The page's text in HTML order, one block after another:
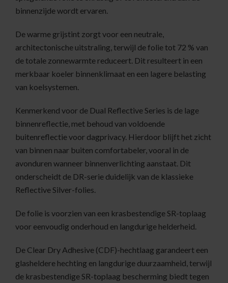
binnenzijde wordt ervaren.
De warme grijstint zorgt voor een neutrale,
architectonische uitstraling, terwijl de folie tot 72 % van
de totale zonnewarmte reduceert. Dit resulteert in een
merkbaar koeler binnenklimaat en een lagere belasting
van koelsystemen.
Kenmerkend voor de Dual Reflective Series is de lage
binnenreflectie, met behoud van voldoende
buitenreflectie voor dagprivacy. Hierdoor blijft het zicht
van binnen naar buiten comfortabeler, vooral in de
avonduren wanneer binnenverlichting aanstaat. Dit
onderscheidt de DR-serie duidelijk van de klassieke
Reflective Silver-folies.
De folie is voorzien van een krasbestendige SR-toplaag
voor eenvoudig onderhoud en langdurige helderheid.
De Clear Dry Adhesive (CDF)-hechtlaag garandeert een
glasheldere hechting en langdurige duurzaamheid, terwijl
de krasbestendige SR-toplaag bescherming biedt tegen